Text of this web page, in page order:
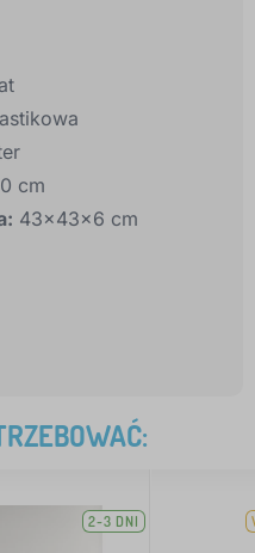
cm
43x43x6 cm
2-3 DNI